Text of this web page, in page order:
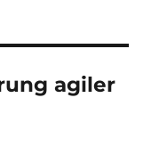
agiler